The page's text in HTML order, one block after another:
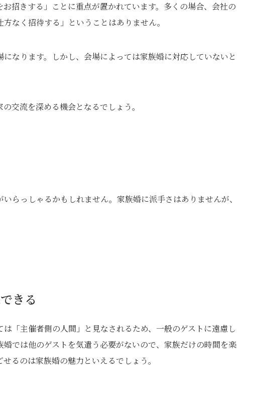
招きする」ことに重点が置かれています。多くの場合、会社の
なく招待する」ということはありません。
なります。しかし、会場によっては家族婚に対応していないと
交流を深める機会となるでしょう。
らっしゃるかもしれません。家族婚に派手さはありませんが、
きる
「主催者側の人間」と見なされるため、一般のゲストに遠慮し
では他のゲストを気遣う必要がないので、家族だけの時間を楽
るのは家族婚の魅力といえるでしょう。